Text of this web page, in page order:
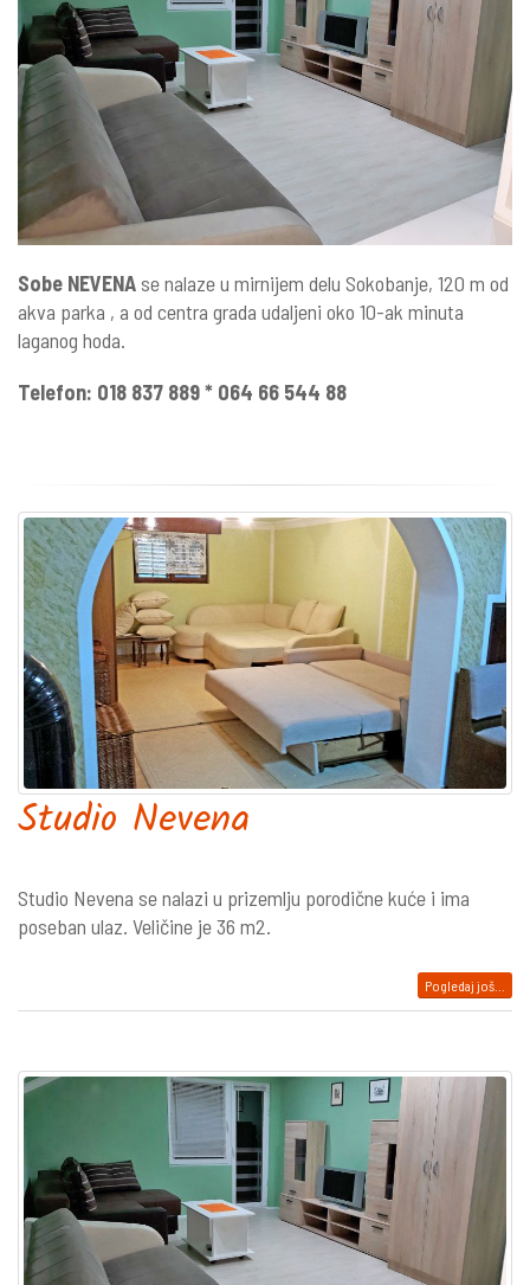
Sobe NEVENAse nalaze u mirnijem delu Sokobanje, 120 m od
akva parka , a od centra grada udaljeni oko 10-ak minuta
laganog hoda.
Telefon: 018 837 889 * 064 66 544 88
Studio Nevena
Studio Nevena se nalazi u prizemlju porodične kuće i ima
poseban ulaz. Veličine je 36 m2.
Pogledaj još...